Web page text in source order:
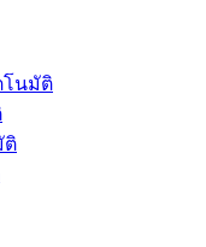
โนมัติ
ติ